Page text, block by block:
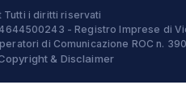
i diritti riservati
- Registro Imprese di
di Comunicazione ROC n.
& Disclaimer